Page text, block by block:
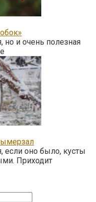
и очень полезная
если оно было, кусты
Приходит